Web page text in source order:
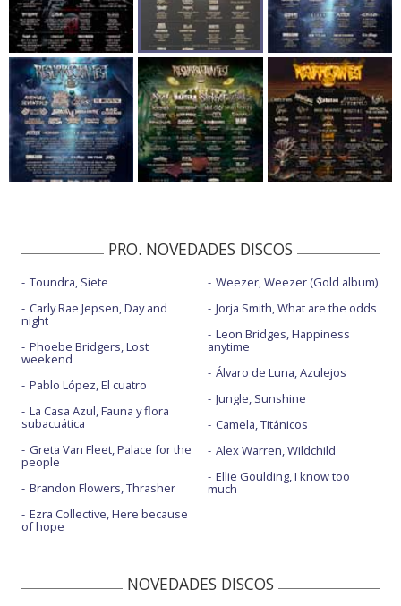
PRO. NOVEDADES DISCOS
Toundra, Siete
Carly Rae Jepsen, Day and
night
Phoebe Bridgers, Lost
weekend
Pablo López, El cuatro
La Casa Azul, Fauna y flora
subacuática
Greta Van Fleet, Palace for the
people
Brandon Flowers, Thrasher
Ezra Collective, Here because
of hope
Weezer, Weezer (Gold album)
Jorja Smith, What are the odds
Leon Bridges, Happiness
anytime
Álvaro de Luna, Azulejos
Jungle, Sunshine
Camela, Titánicos
Alex Warren, Wildchild
Ellie Goulding, I know too
much
NOVEDADES DISCOS